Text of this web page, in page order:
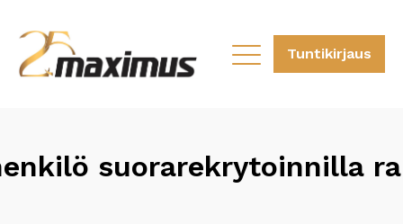
Tuntikirjaus
suorarekrytoinnilla